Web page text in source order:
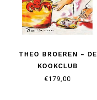
THEO BROEREN - DE
KOOKCLUB
€179,00